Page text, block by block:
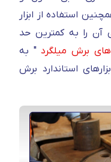
استفاده از ابزار
را به کمترین حد
برش میلگرد" به
استاندارد برش